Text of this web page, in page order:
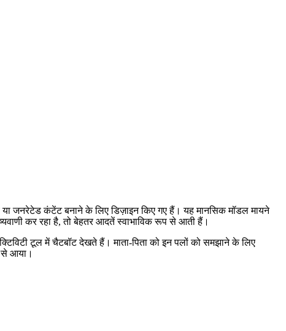
या जनरेटेड कंटेंट बनाने के लिए डिज़ाइन किए गए हैं। यह मानसिक मॉडल मायने
कर रहा है, तो बेहतर आदतें स्वाभाविक रूप से आती हैं।
टूल में चैटबॉट देखते हैं। माता-पिता को इन पलों को समझाने के लिए
से आया।